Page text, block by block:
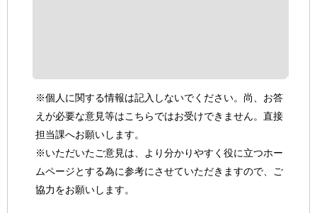
※個人に関する情報は記入しないでください。尚、お答
えが必要な意見等はこちらではお受けできません。直接
担当課へお願いします。
※いただいたご意見は、より分かりやすく役に立つホー
ムページとする為に参考にさせていただきますので、ご
協力をお願いします。